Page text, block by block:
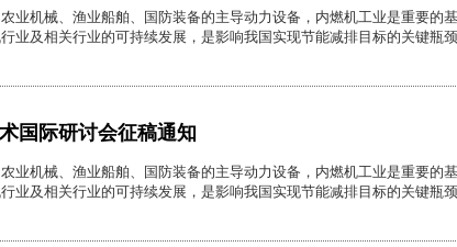
业机械、渔业船舶、国防装备的主导动力设备，内燃机工业是重要的
业及相关行业的可持续发展，是影响我国实现节能减排目标的关键瓶颈
国际研讨会征稿通知
业机械、渔业船舶、国防装备的主导动力设备，内燃机工业是重要的
业及相关行业的可持续发展，是影响我国实现节能减排目标的关键瓶颈